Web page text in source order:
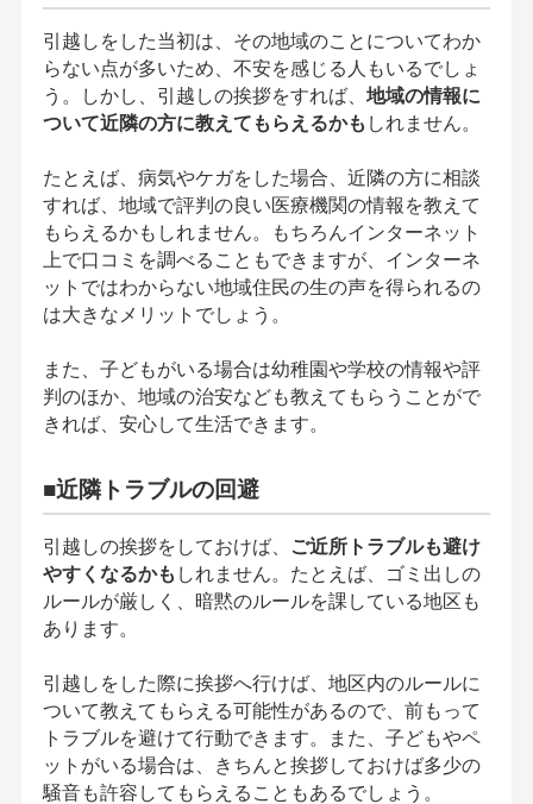
引越しをした当初は、その地域のことについてわか
らない点が多いため、不安を感じる人もいるでしょ
う。しかし、引越しの挨拶をすれば、 地域の情報に
ついて近隣の方に教えてもらえるかも しれません。
たとえば、病気やケガをした場合、近隣の方に相談
すれば、地域で評判の良い医療機関の情報を教えて
もらえるかもしれません。もちろんインターネット
上で口コミを調べることもできますが、インターネ
ットではわからない地域住民の生の声を得られるの
は大きなメリットでしょう。
また、子どもがいる場合は幼稚園や学校の情報や評
判のほか、地域の治安なども教えてもらうことがで
きれば、安心して生活できます。
■近隣トラブルの回避
引越しの挨拶をしておけば、
ご近所トラブルも避け
やすくなるかも しれません。たとえば、ゴミ出しの
ルールが厳しく、暗黙のルールを課している地区も
あります。
引越しをした際に挨拶へ行けば、地区内のルールに
ついて教えてもらえる可能性があるので、前もって
トラブルを避けて行動できます。また、子どもやペ
ットがいる場合は、きちんと挨拶しておけば多少の
騒音も許容してもらえることもあるでしょう。